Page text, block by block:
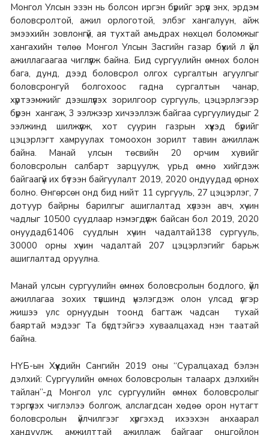
Монгол Улсын эзэн нь болсон иргэн бүрийг эрүүл энх, эрдэм
боловсролтой, ажил орлоготой, элбэг хангалуун, айж
эмээхийн зовлонгүй, ая тухтай амьдрах нөхцөл боломжыг
хангахийн төлөө Монгол Улсын Засгийн газар бүхий л үйл
ажиллагаагаа чиглүүлж байна. Бид сургуулийн өмнөх болон
бага, дунд, дээд боловсрол олгох сургалтын агуулгыг
боловсронгуй болгохоос гадна сургалтын чанар,
хүртээмжийг дээшлүүлэх зорилгоор сургууль, цэцэрлэгээр
бүрэн хангаж, 3 ээлжээр хичээллэж байгаа сургуулиудыг 2
ээлжинд шилжүүлж, хот суурин газрын хүүхэд бүрийг
цэцэрлэгт хамруулах томоохон зорилт тавин ажиллаж
байна. Манай улсын төсвийн 20 орчим хувийг
боловсролын салбарт зарцуулж, урьд өмнө хийгдэж
байгаагүй их бүтээн байгуулалт 2019, 2020 ондуудад өрнөх
болно. Өнгөрсөн онд бид нийт 11 сургууль, 27 цэцэрлэг, 7
дотуур байрны барилгыг ашиглалтад хүлээн авч, хүчин
чадлыг 10500 суудлаар нэмэгдүүлж байсан бол 2019, 2020
онуудад61406 суудлын хүчин чадалтай138 сургууль,
30000 орны хүчин чадалтай 207 цэцэрлэгийг барьж
ашиглалтад оруулна.
Манай улсын сургуулийн өмнөх боловсролын бодлого, үйл
ажиллагаа зохих түвшинд үнэлэгдэж олон улсад үлгэр
жишээ улс орнуудын тоонд багтаж чадсан тухай
баяртай мэдээг Та бүгдтэйгээ хуваалцахад нэн таатай
байна.
НҮБ-ын Хүүхдийн Сангийн 2019 оны “Суралцахад бэлэн
дэлхий: Сургуулийн өмнөх боловсролын талаарх дэлхийн
тайлан”-д Монгол улс сургуулийн өмнөх боловсролыг
тэргүүлэх чиглэлээ болгож, алслагдсан хөдөө орон нутагт
боловсролын үйлчилгээг хүргэхэд ихээхэн анхаарал
хандуулж, амжилттай ажиллаж байгааг онцгойлон